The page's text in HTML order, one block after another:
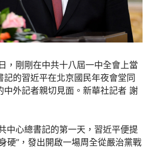
，剛剛在中共十八屆一中全會上當
記的習近平在北京國民年夜會堂同
中外記者親切見面。新華社記者 謝
中心總書記的第一天，習近平便提
硬”，發出開啟一場周全從嚴治黨戰